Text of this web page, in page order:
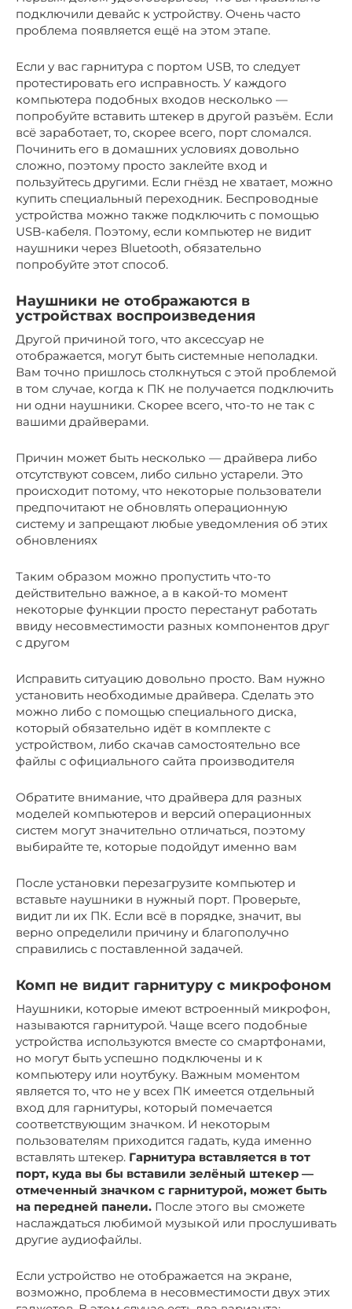
подключили девайс к устройству. Очень часто
проблема появляется ещё на этом этапе.
Если у вас гарнитура с портом USB, то следует
протестировать его исправность. У каждого
компьютера подобных входов несколько —
попробуйте вставить штекер в другой разъём. Если
всё заработает, то, скорее всего, порт сломался.
Починить его в домашних условиях довольно
сложно, поэтому просто заклейте вход и
пользуйтесь другими. Если гнёзд не хватает, можно
купить специальный переходник. Беспроводные
устройства можно также подключить с помощью
USB-кабеля. Поэтому, если компьютер не видит
наушники через Bluetooth, обязательно
попробуйте этот способ.
Наушники не отображаются в
устройствах воспроизведения
Другой причиной того, что аксессуар не
отображается, могут быть системные неполадки.
Вам точно пришлось столкнуться с этой проблемой
в том случае, когда к ПК не получается подключить
ни одни наушники. Скорее всего, что-то не так с
вашими драйверами.
Причин может быть несколько — драйвера либо
отсутствуют совсем, либо сильно устарели. Это
происходит потому, что некоторые пользователи
предпочитают не обновлять операционную
систему и запрещают любые уведомления об этих
обновлениях
Таким образом можно пропустить что-то
действительно важное, а в какой-то момент
некоторые функции просто перестанут работать
ввиду несовместимости разных компонентов друг
с другом
Исправить ситуацию довольно просто. Вам нужно
установить необходимые драйвера. Сделать это
можно либо с помощью специального диска,
который обязательно идёт в комплекте с
устройством, либо скачав самостоятельно все
файлы с официального сайта производителя
Обратите внимание, что драйвера для разных
моделей компьютеров и версий операционных
систем могут значительно отличаться, поэтому
выбирайте те, которые подойдут именно вам
После установки перезагрузите компьютер и
вставьте наушники в нужный порт. Проверьте,
видит ли их ПК. Если всё в порядке, значит, вы
верно определили причину и благополучно
справились с поставленной задачей.
Комп не видит гарнитуру с микрофоном
Наушники, которые имеют встроенный микрофон,
называются гарнитурой. Чаще всего подобные
устройства используются вместе со смартфонами,
но могут быть успешно подключены и к
компьютеру или ноутбуку. Важным моментом
является то, что не у всех ПК имеется отдельный
вход для гарнитуры, который помечается
соответствующим значком. И некоторым
пользователям приходится гадать, куда именно
вставлять штекер. Гарнитура вставляется в тот
порт, куда вы бы вставили зелёный штекер —
отмеченный значком с гарнитурой, может быть
на передней панели. После этого вы сможете
наслаждаться любимой музыкой или прослушивать
другие аудиофайлы.
Если устройство не отображается на экране,
возможно, проблема в несовместимости двух этих